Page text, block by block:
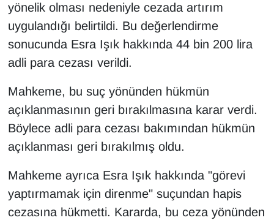
yönelik olması nedeniyle cezada artırım
uygulandığı belirtildi. Bu değerlendirme
sonucunda Esra Işık hakkında 44 bin 200 lira
adli para cezası verildi.
Mahkeme, bu suç yönünden hükmün
açıklanmasının geri bırakılmasına karar verdi.
Böylece adli para cezası bakımından hükmün
açıklanması geri bırakılmış oldu.
Mahkeme ayrıca Esra Işık hakkında "görevi
yaptırmamak için direnme" suçundan hapis
cezasına hükmetti. Kararda, bu ceza yönünden